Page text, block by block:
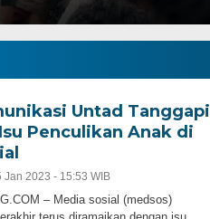
Untad Tanggapi
Penculikan Anak di
Jan 2023 - 15:53 WIB
– Media sosial (medsos)